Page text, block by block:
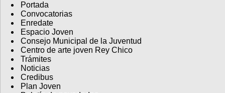
Portada
Convocatorias
Enredate
Espacio Joven
Consejo Municipal de la Juventud
Centro de arte joven Rey Chico
Trámites
Noticias
Credibus
Plan Joven